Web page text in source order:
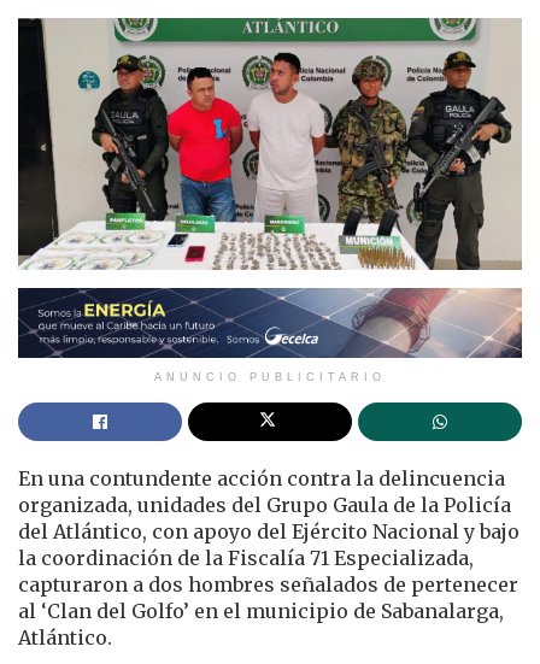
ANUNCIO PUBLICITARIO
En una contundente acción contra la delincuencia
organizada, unidades del Grupo Gaula de la Policía
del Atlántico, con apoyo del Ejército Nacional y bajo
la coordinación de la Fiscalía 71 Especializada,
capturaron a dos hombres señalados de pertenecer
al ‘Clan del Golfo’ en el municipio de Sabanalarga,
Atlántico.